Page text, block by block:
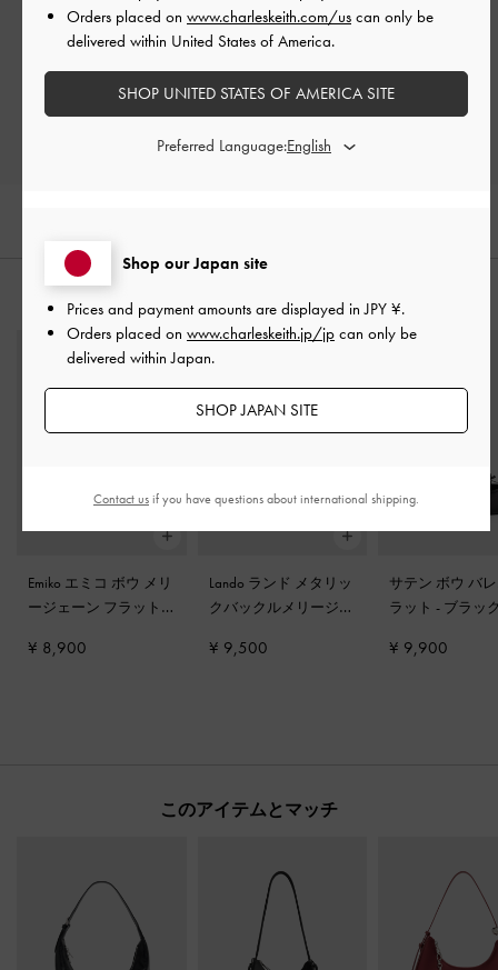
Let us know what you think
レビューを書く
おすすめのアイテム
Emiko エミコ ボウ メリ
ージェーン フラット-
¥ 8,900
Lando ランド メタリッ
クバックルメリージェ
ク2
¥ 9,500
サテン ボウ バ
ラット- ブラッ
¥ 9,900
このアイテムとマッチ
Shop our Japan site
Prices and payment amounts are displayed inJPY ¥.
Orders placed on www.charleskeith.jp/jp can only be
delivered within Japan.
SHOP JAPAN SITE
Orders placed on www.charleskeith.com/us can only be
delivered within United States of America.
SHOP UNITED STATES OF AMERICA SITE
Preferred Language:
Contact usif you have questions about international shipping.